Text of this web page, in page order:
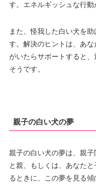
す。エネルギッシュな行動
また、怪我した白い犬を
す。解決のヒントは、あ
がいたらサポートすると
そうです。
親子の白い犬の夢
親子の白い犬の夢は、親
と親、もしくは、あなた
るときに、この夢を見る傾